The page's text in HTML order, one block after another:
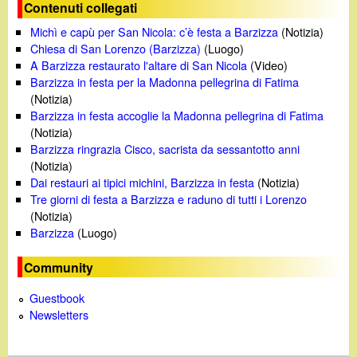
Contenuti collegati
Michì e capù per San Nicola: c’è festa a Barzizza (Notizia)
Chiesa di San Lorenzo (Barzizza) (Luogo)
A Barzizza restaurato l'altare di San Nicola (Video)
Barzizza in festa per la Madonna pellegrina di Fatima
(Notizia)
Barzizza in festa accoglie la Madonna pellegrina di Fatima
(Notizia)
Barzizza ringrazia Cisco, sacrista da sessantotto anni
(Notizia)
Dai restauri ai tipici michini, Barzizza in festa (Notizia)
Tre giorni di festa a Barzizza e raduno di tutti i Lorenzo
(Notizia)
Barzizza (Luogo)
Community
Guestbook
Newsletters